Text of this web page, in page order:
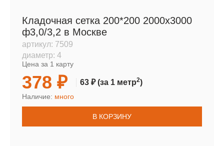
Кладочная сетка 200*200 2000х3000
ф3,0/3,2 в Москве
артикул: 7509
диаметр: 4
Цена за 1 карту
378 ₽ 63 ₽(за 1 метр2)
Наличие: много
В КОРЗИНУ